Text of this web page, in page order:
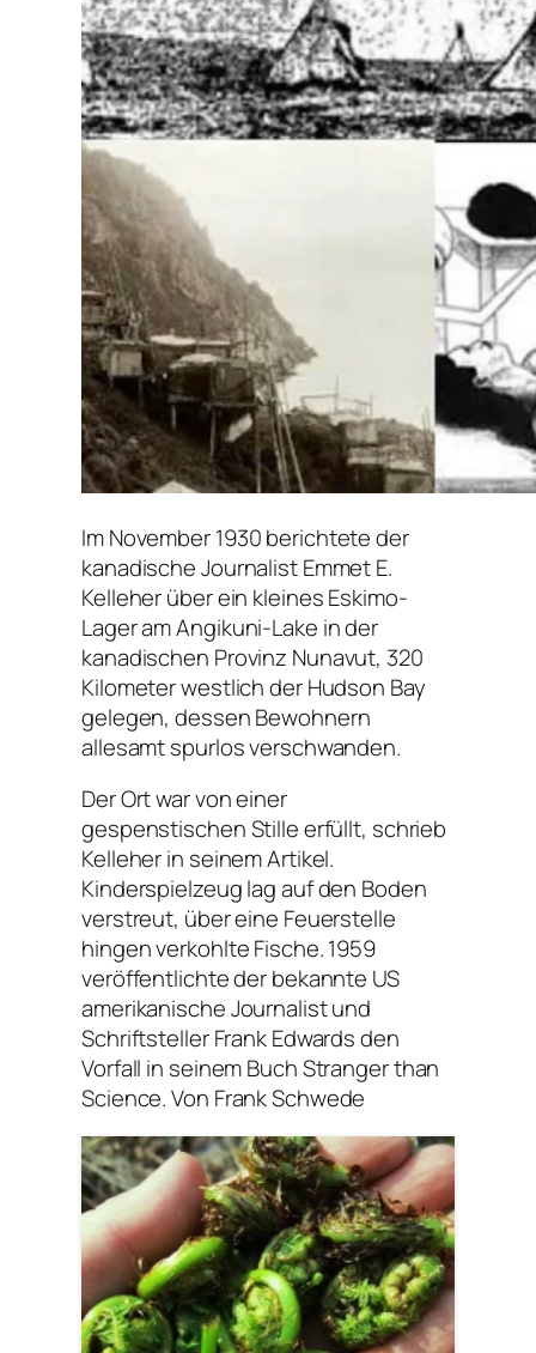
Im November 1930 berichtete der
kanadische Journalist Emmet E.
Kelleher über ein kleines Eskimo-
Lager am Angikuni-Lake in der
kanadischen Provinz Nunavut, 320
Kilometer westlich der Hudson Bay
gelegen, dessen Bewohnern
allesamt spurlos verschwanden.
Der Ort war von einer
gespenstischen Stille erfüllt, schrieb
Kelleher in seinem Artikel.
Kinderspielzeug lag auf den Boden
verstreut, über eine Feuerstelle
hingen verkohlte Fische. 1959
veröffentlichte der bekannte US
amerikanische Journalist und
Schriftsteller Frank Edwards den
Vorfall in seinem Buch Stranger than
Science. Von Frank Schwede